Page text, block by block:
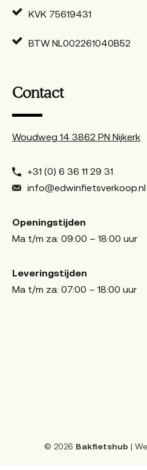
KVK 75619431
BTW NL002261040B52
Contact
Woudweg 14 3862 PN Nijkerk
+31 (0) 6 36 11 29 31
info@edwinfietsverkoop.nl
Openingstijden
Ma t/m za: 09:00 – 18:00 uur
Leveringstijden
Ma t/m za: 07:00 – 18:00 uur
© 2026 Bakfietshub |